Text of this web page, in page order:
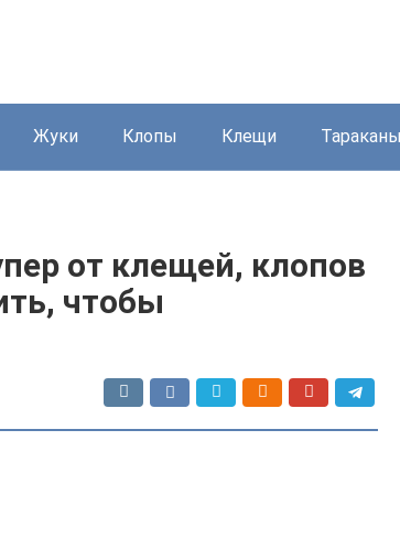
Жуки Клопы Клещи Тараканы
от клещей, клопов
чтобы